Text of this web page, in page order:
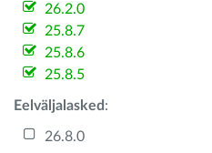
26.2.0
25.8.7
25.8.6
25.8.5
Eelväljalasked :
26.8.0